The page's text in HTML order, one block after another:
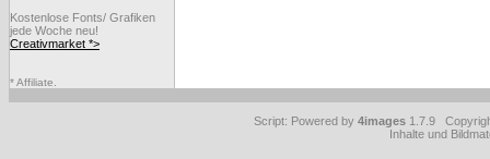
Kostenlose Fonts/ Grafiken
jede Woche neu!
Creativmarket *>
* Affiliate.
Script: Powered by 4images 1.7.9
Inhalte und